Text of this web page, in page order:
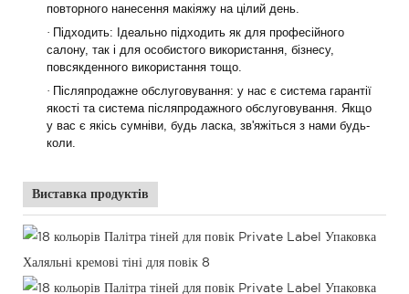
повторного нанесення макіяжу на цілий день.
· Підходить: Ідеально підходить як для професійного
салону, так і для особистого використання, бізнесу,
повсякденного використання тощо.
· Післяпродажне обслуговування: у нас є система гарантії
якості та система післяпродажного обслуговування. Якщо
у вас є якісь сумніви, будь ласка, зв'яжіться з нами будь-
коли.
Виставка продуктів